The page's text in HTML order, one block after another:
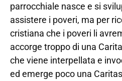
parrocchiale nasce e si
assistere i poveri, ma per
cristiana che i poveri li
accorge troppo di una
che viene interpellata e
ed emerge poco una